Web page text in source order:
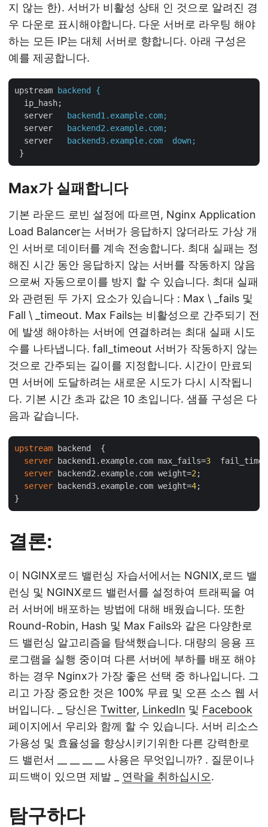
지 않는 한). 서버가 비활성 상태 인 것으로 알려진 경
우 다운로 표시해야합니다. 다운 서버로 라우팅 해야
하는 모든 IP는 대체 서버로 향합니다. 아래 구성은
예를 제공합니다.
upstream
backend {
ip_hash;
server
backend1.example.com;
server
backend2.example.com;
server
backend3.example.com  down;
}
Max가 실패합니다
기본 라운드 로빈 설정에 따르면, Nginx Application
Load Balancer는 서버가 응답하지 않더라도 가상 개
인 서버로 데이터를 계속 전송합니다. 최대 실패는 정
해진 시간 동안 응답하지 않는 서버를 작동하지 않음
으로써 자동으로이를 방지 할 수 있습니다. 최대 실패
와 관련된 두 가지 요소가 있습니다 : Max \ _fails 및
Fall \ _timeout. Max Fails는 비활성으로 간주되기 전
에 발생 해야하는 서버에 연결하려는 최대 실패 시도
수를 나타냅니다. fall_timeout 서버가 작동하지 않는
것으로 간주되는 길이를 지정합니다. 시간이 만료되
면 서버에 도달하려는 새로운 시도가 다시 시작됩니
다. 기본 시간 초과 값은 10 초입니다. 샘플 구성은 다
음과 같습니다.
upstream backend  {
server backend1.example.com max_fails=3
server backend2.example.com weight=2 ;
server backend3.example.com weight=4;
결론:
이 NGINX로드 밸런싱 자습서에서는 NGNIX,로드 밸
런싱 및 NGINX로드 밸런서를 설정하여 트래픽을 여
러 서버에 배포하는 방법에 대해 배웠습니다. 또한
Round-Robin, Hash 및 Max Fails와 같은 다양한로
드 밸런싱 알고리즘을 탐색했습니다. 대량의 응용 프
로그램을 실행 중이며 다른 서버에 부하를 배포 해야
하는 경우 Nginx가 가장 좋은 선택 중 하나입니다. 그
리고 가장 중요한 것은 100% 무료 및 오픈 소스 웹 서
버입니다. _ 당신은 Twitter, LinkedIn 및 Facebook
페이지에서 우리와 함께 할 수 있습니다. 서버 리소스
가용성 및 효율성을 향상시키기위한 다른 강력한로
드 밸런서 __ __ __ __ 사용은 무엇입니까? . 질문이나
피드백이 있으면 제발 _ 연락을 취하십시오.
탐구하다